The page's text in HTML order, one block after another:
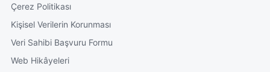
Çerez Politikası
Kişisel Verilerin Korunması
Veri Sahibi Başvuru Formu
Web Hikâyeleri